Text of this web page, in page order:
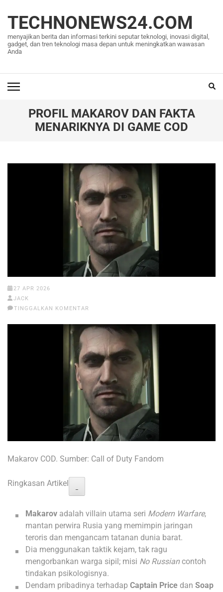
konten
(Tekan
Enter)
TECHNONEWS24.COM
menyajikan berita dan informasi terkini seputar teknologi, inovasi digital,
gadget, dan tren teknologi masa depan untuk meningkatkan wawasan
Anda
PROFIL MAKAROV DAN FAKTA
MENARIKNYA DI GAME COD
27 APR 2026
JACK
TINGGALKAN KOMENTAR
Makarov COD. Sumber: Call of Duty Fandom
Ringkasan Artikel
−
Makarov adalah villain utama seri Modern Warfare,
mantan perwira Rusia yang memimpin jaringan
teroris dan mengancam tatanan dunia barat.
Dia menggunakan taktik kejam, tak ragu
mengorbankan warga sipil; misi No Russiancontoh
tindakan psikologisnya.
Dendam pribadinya terhadap Captain Price dan Soap